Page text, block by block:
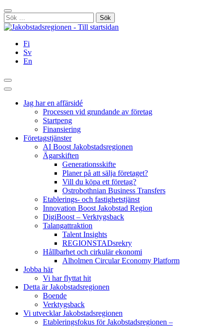
Hoppa
till
innehållet
Stäng
Sök
efter:
Fi
Sv
En
Sök
Huvudmeny
Jag har en affärsidé
Processen vid grundande av företag
Startpeng
Finansiering
Företagstjänster
AI Boost Jakobstadsregionen
Ägarskiften
Generationsskifte
Planer på att sälja företaget?
Vill du köpa ett företag?
Ostrobothnian Business Transfers
Etablerings- och fastighetstjänst
Innovation Boost Jakobstad Region
DigiBoost – Verktygsback
Talangattraktion
Talent Insights
REGIONSTADsrekry
Hållbarhet och cirkulär ekonomi
Alholmen Circular Economy Platform
Jobba här
Vi har flyttat hit
Detta är Jakobstadsregionen
Boende
Verktygsback
Vi utvecklar Jakobstadsregionen
Etableringsfokus för Jakobstadsregionen –